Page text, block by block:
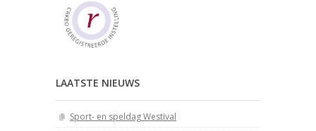
LAATSTE NIEUWS
Sport- en speldag Westival